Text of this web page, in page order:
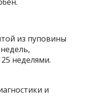
из пуповины
неделями.